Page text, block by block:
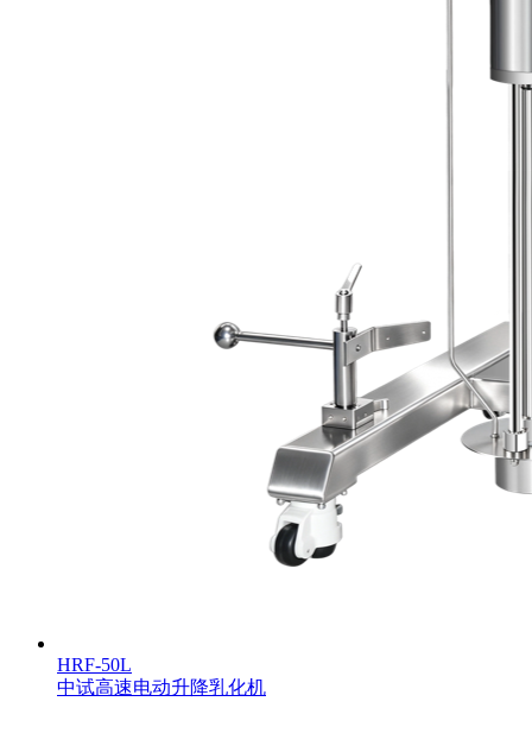
HRF-50L
中试高速电动升降乳化机